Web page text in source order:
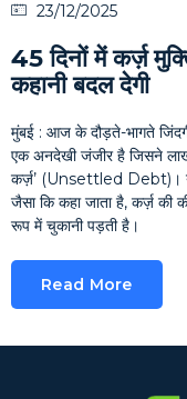
23/12/2025
45 दिनों में कर्ज़
कहानी बदल देगी
मुंबई : आज के दौड़ते-भागते
एक अनदेखी जंजीर है जिसने
कर्ज़’ (Unsettled Debt)।
जैसा कि कहा जाता है, कर्ज़ की
रूप में चुकानी पड़ती है।
Read More